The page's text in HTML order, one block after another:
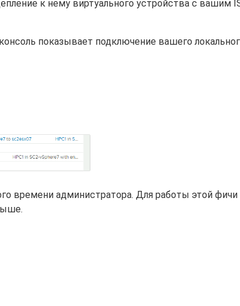
к нему виртуального устройства с вашим
показывает подключение вашего
времени администратора. Для работы этой